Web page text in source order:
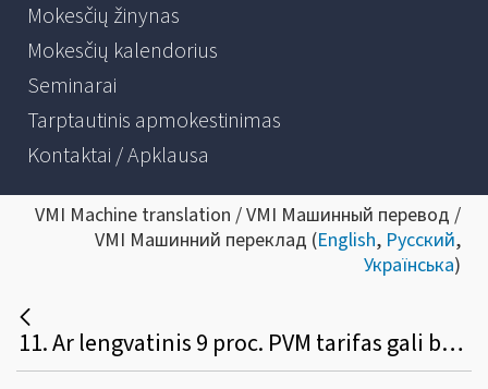
Mokesčių žinynas
Mokesčių kalendorius
Seminarai
Tarptautinis apmokestinimas
Kontaktai / Apklausa
VMI Machine translation / VMI Машинный перевод /
VMI Машинний переклад (English, Русский,
Українська)
11. Ar lengvatinis 9 proc. PVM tarifas gali būti taikomas uždegimo pagaliukams, kurie gaminami iš medienos likučių, ir įkūrimo priemonėms, kurios gaunamos tekinant rąstą (tekinant rąstą gautas plaušas susukamas ir susmulkinamas)?